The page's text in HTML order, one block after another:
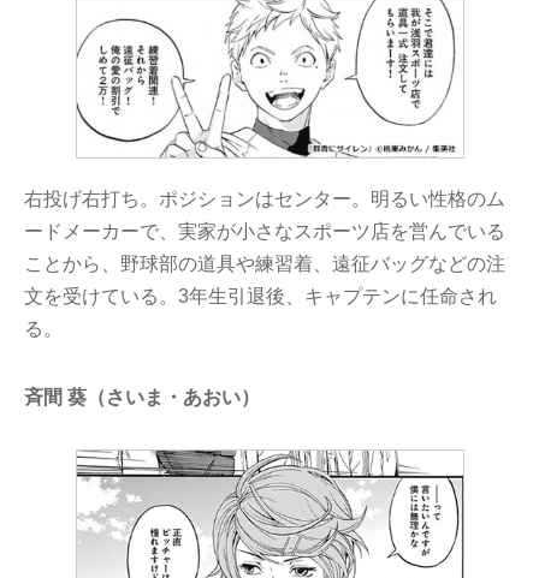
右投げ右打ち。ポジションはセンター。明るい性格のム
ードメーカーで、実家が小さなスポーツ店を営んでいる
ことから、野球部の道具や練習着、遠征バッグなどの注
文を受けている。3年生引退後、キャプテンに任命され
る。
斉間 葵（さいま・あおい）